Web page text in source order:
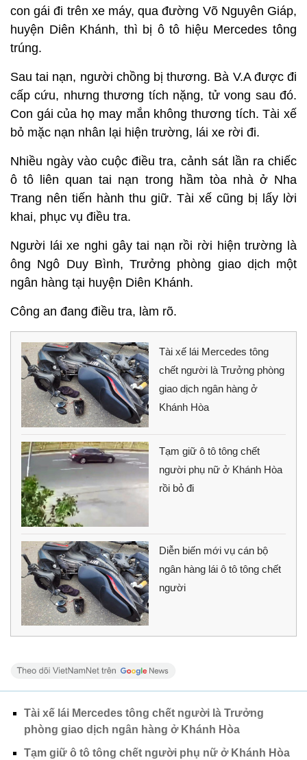
con gái đi trên xe máy, qua đường Võ Nguyên Giáp,
huyện Diên Khánh, thì bị ô tô hiệu Mercedes tông
trúng.
Sau tai nạn, người chồng bị thương. Bà V.A được đi
cấp cứu, nhưng thương tích nặng, tử vong sau đó.
Con gái của họ may mắn không thương tích. Tài xế
bỏ mặc nạn nhân lại hiện trường, lái xe rời đi.
Nhiều ngày vào cuộc điều tra, cảnh sát lần ra chiếc
ô tô liên quan tai nạn trong hầm tòa nhà ở Nha
Trang nên tiến hành thu giữ. Tài xế cũng bị lấy lời
khai, phục vụ điều tra.
Người lái xe nghi gây tai nạn rồi rời hiện trường là
ông Ngô Duy Bình, Trưởng phòng giao dịch một
ngân hàng tại huyện Diên Khánh.
Công an đang điều tra, làm rõ.
Tài xế lái Mercedes tông
chết người là Trưởng phòng
giao dịch ngân hàng ở
Khánh Hòa
Tạm giữ ô tô tông chết
người phụ nữ ở Khánh Hòa
rồi bỏ đi
Diễn biến mới vụ cán bộ
ngân hàng lái ô tô tông chết
người
Tài xế lái Mercedes tông chết người là Trưởng
phòng giao dịch ngân hàng ở Khánh Hòa
Tạm giữ ô tô tông chết người phụ nữ ở Khánh Hòa